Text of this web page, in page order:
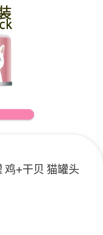
鸡+干贝 猫罐头